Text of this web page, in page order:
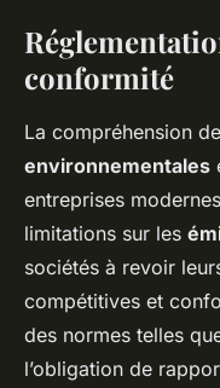
conformité
La compréhension
environnementales
entreprises
limitations sur les
sociétés à revoir
compétitives et
des normes telles
l’obligation de